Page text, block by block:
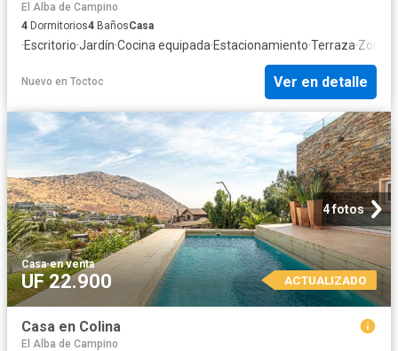
El Alba de Campino
4 Dormitorios4 BañosCasa
·Escritorio·Jardín·Cocina equipada·Estacionamiento·Terraza·Zona
Nuevo en Toctoc Ver en detalle
4 fotos
Casa·en venta
UF 22.900 ACTUALIZADO
Casa en Colina
El Alba de Campino